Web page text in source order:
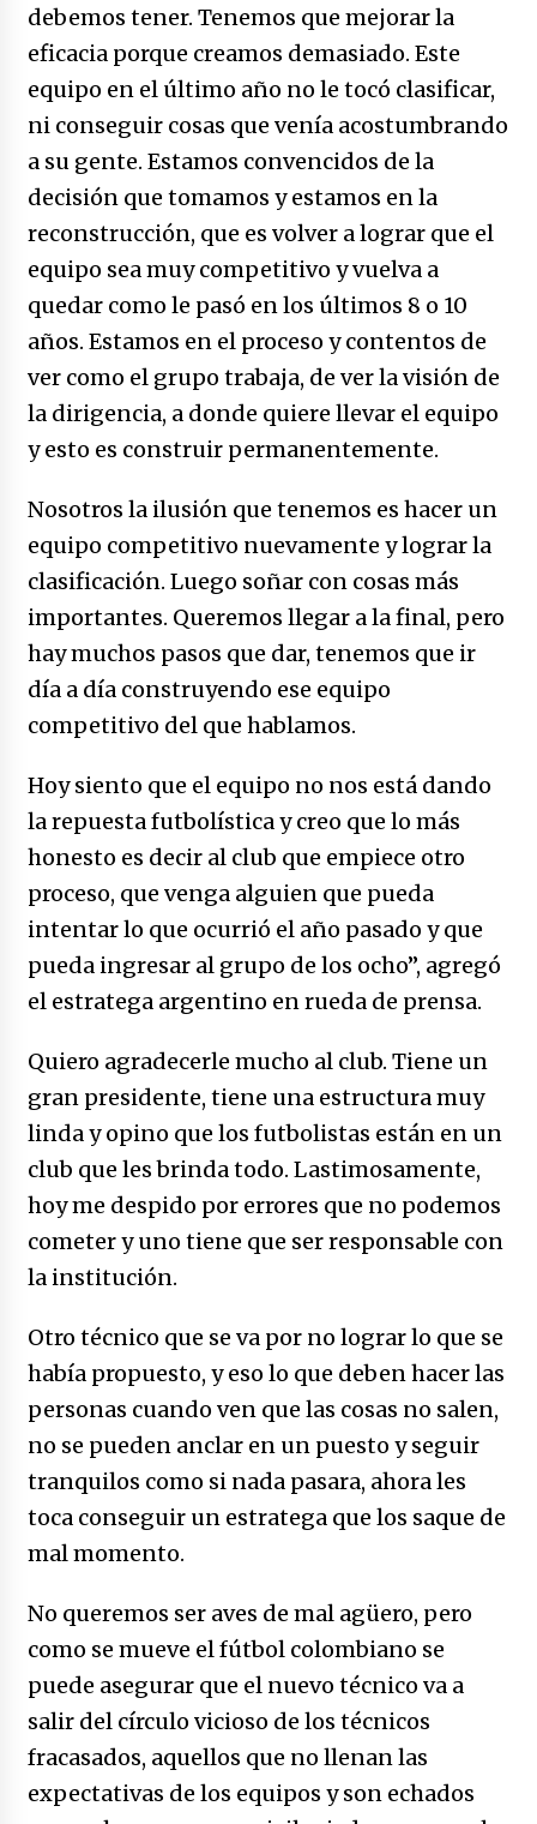
pueblo colombiano
Atlético Nacional se quedó con laCopa
Colombia 2025
17/12/2025
debemos tener. Tenemos que mejorar la
eficacia porque creamos demasiado. Este
equipo en el último año no le tocó clasificar,
ni conseguir cosas que venía acostumbrando
a su gente. Estamos convencidos de la
decisión que tomamos y estamos en la
reconstrucción, que es volver a lograr que el
equipo sea muy competitivo y vuelva a
quedar como le pasó en los últimos 8 o 10
años. Estamos en el proceso y contentos de
ver como el grupo trabaja, de ver la visión de
la dirigencia, a donde quiere llevar el equipo
y esto es construir permanentemente.
Nosotros la ilusión que tenemos es hacer un
equipo competitivo nuevamente y lograr la
clasificación. Luego soñar con cosas más
importantes. Queremos llegar a la final, pero
hay muchos pasos que dar, tenemos que ir
día a día construyendo ese equipo
competitivo del que hablamos.
Hoy siento que el equipo no nos está dando
la repuesta futbolística y creo que lo más
honesto es decir al club que empiece otro
proceso, que venga alguien que pueda
intentar lo que ocurrió el año pasado y que
pueda ingresar al grupo de los ocho”, agregó
el estratega argentino en rueda de prensa.
Quiero agradecerle mucho al club. Tiene un
gran presidente, tiene una estructura muy
linda y opino que los futbolistas están en un
club que les brinda todo. Lastimosamente,
hoy me despido por errores que no podemos
cometer y uno tiene que ser responsable con
la institución.
Otro técnico que se va por no lograr lo que se
había propuesto, y eso lo que deben hacer las
personas cuando ven que las cosas no salen,
no se pueden anclar en un puesto y seguir
tranquilos como si nada pasara, ahora les
toca conseguir un estratega que los saque de
mal momento.
No queremos ser aves de mal agüero, pero
como se mueve el fútbol colombiano se
puede asegurar que el nuevo técnico va a
salir del círculo vicioso de los técnicos
fracasados, aquellos que no llenan las
expectativas de los equipos y son echados